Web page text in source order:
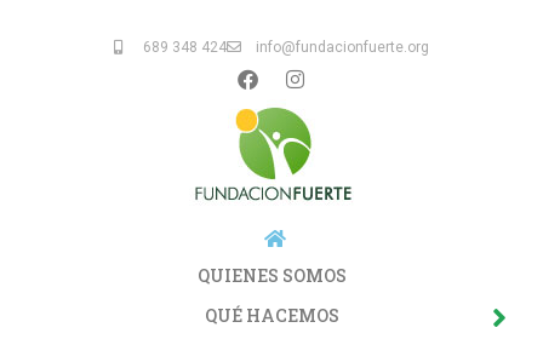
689 348 424 info@fundacionfuerte.org
QUIENES SOMOS
QUÉ HACEMOS